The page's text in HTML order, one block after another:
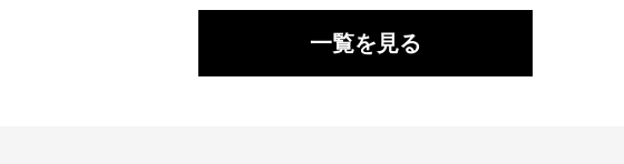
一覧を見る